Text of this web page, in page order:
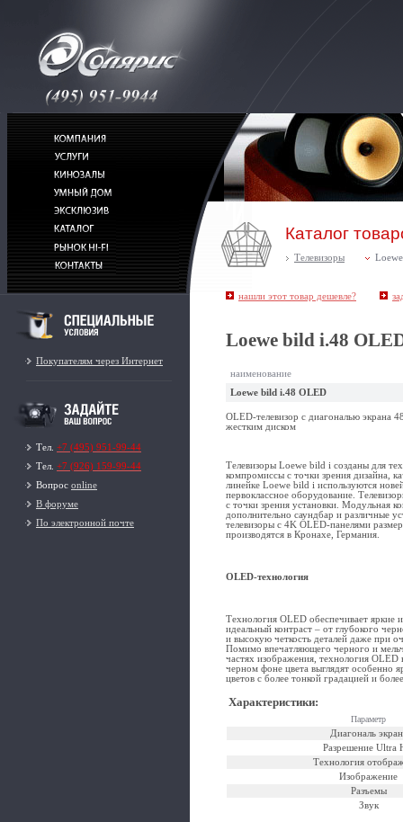
Покупателям через Интернет
Тел. +7 (495) 951-99-44
Тел. +7 (926) 159-99-44
Вопрос online
В форуме
По электронной почте
Каталог
Телевизоры
нашли этот товар дешевле?
Loewe bild i.48
наименование
Loewe bild i.48 OLED
OLED-телевизор с диагональю экрана
жестким диском
Телевизоры Loewe bild i созданы для
компромиссы с точки зрения дизайна,
линейке Loewe bild i используются
первоклассное оборудование.
с точки зрения установки. Модульная
дополнительно саундбар и различные
телевизоры с 4K OLED-панелями
производятся в Кронахе, Германия.
OLED-технология
Технология OLED обеспечивает яркие
идеальный контраст – от глубокого
и высокую четкость деталей даже при
Помимо впечатляющего черного и
частях изображения, технология OLED
черном фоне цвета выглядят особенно
цветов с более тонкой градацией и
Характеристики:
Параметр
Диагональ
Разрешение Ultra
Технология
Изображение
Разъемы
Звук